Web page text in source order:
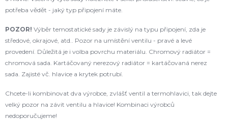
potřeba vědět - jaký typ připojení máte.
POZOR! Výběr temostatické sady je závislý na typu připojení, zda je
středové, okrajové, atd.. Pozor na umístění ventilu - pravé a levé
provedení. Důležitá je i volba povrchu materiálu. Chromový radiátor =
chromová sada. Kartáčovaný nerezový radiátor = kartáčovaná nerez
sada. Zajisté vč. hlavice a krytek potrubí.
Chcete-li kombinovat dva výrobce, zvlášť ventil a termohlavici, tak dejte
velký pozor na závit ventilu a hlavice! Kombinaci výrobců
nedoporučujeme!